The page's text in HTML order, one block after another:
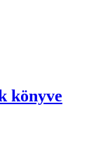
könyve